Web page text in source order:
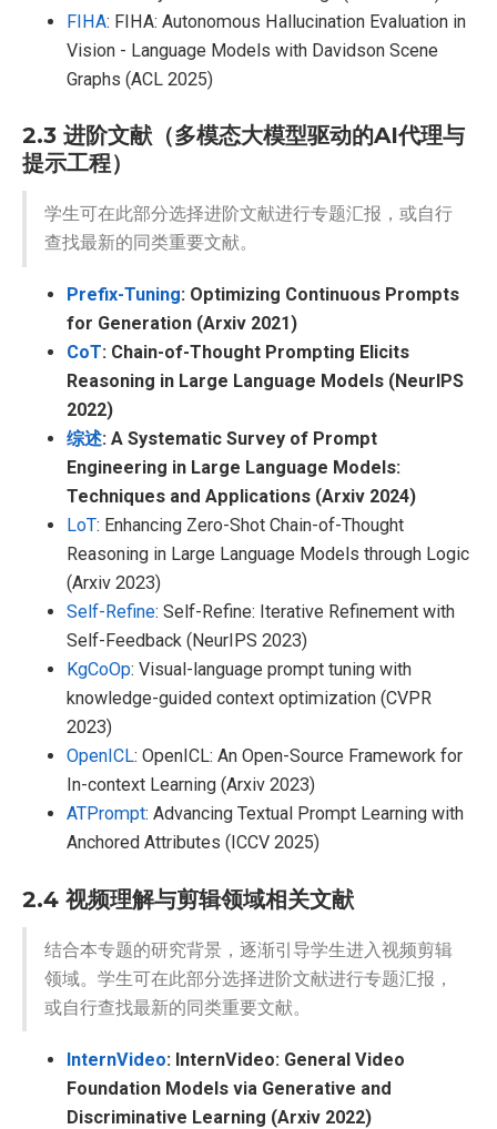
FIHA: FIHA: Autonomous Hallucination Evaluation in
Vision - Language Models with Davidson Scene
Graphs (ACL 2025)
2.3 进阶文献（多模态大模型驱动的AI代理与
提示工程）
学生可在此部分选择进阶文献进行专题汇报，或自行
查找最新的同类重要文献。
Prefix-Tuning: Optimizing Continuous Prompts
for Generation (Arxiv 2021)
CoT: Chain-of-Thought Prompting Elicits
Reasoning in Large Language Models (NeurIPS
2022)
综述: A Systematic Survey of Prompt
Engineering in Large Language Models:
Techniques and Applications (Arxiv 2024)
LoT: Enhancing Zero-Shot Chain-of-Thought
Reasoning in Large Language Models through Logic
(Arxiv 2023)
Self-Refine: Self-Refine: Iterative Refinement with
Self-Feedback (NeurIPS 2023)
KgCoOp: Visual-language prompt tuning with
knowledge-guided context optimization (CVPR
2023)
OpenICL: OpenICL: An Open-Source Framework for
In-context Learning (Arxiv 2023)
ATPrompt: Advancing Textual Prompt Learning with
Anchored Attributes (ICCV 2025)
2.4 视频理解与剪辑领域相关文献
结合本专题的研究背景，逐渐引导学生进入视频剪辑
领域。学生可在此部分选择进阶文献进行专题汇报，
或自行查找最新的同类重要文献。
InternVideo: InternVideo: General Video
Foundation Models via Generative and
Discriminative Learning (Arxiv 2022)